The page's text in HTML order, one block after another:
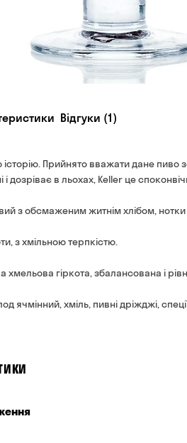
Відгуки (1)
Прийнято вважати дане пиво
і дозріває в льохах, Keller це
з обсмаженим житнім хлібом,
з хмільною терпкістю.
хмельова гіркота, збалансована і
ячмінний, хміль, пивні дріжджі,